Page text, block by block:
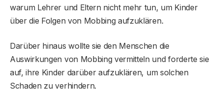
warum Lehrer und Eltern nicht mehr tun, um Kinder
über die Folgen von Mobbing aufzuklären.
Darüber hinaus wollte sie den Menschen die
Auswirkungen von Mobbing vermitteln und forderte sie
auf, ihre Kinder darüber aufzuklären, um solchen
Schaden zu verhindern.